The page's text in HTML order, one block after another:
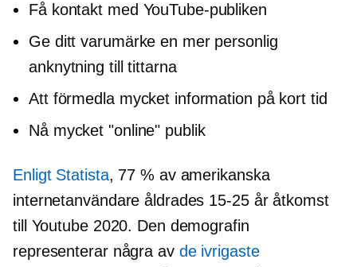
Få kontakt med YouTube-publiken
Ge ditt varumärke en mer personlig
anknytning till tittarna
Att förmedla mycket information på kort tid
Nå mycket "online" publik
Enligt Statista, 77 % av amerikanska
internetanvändare åldrades 15-25år åtkomst
till Youtube 2020. Den demografin
representerar några av de ivrigaste